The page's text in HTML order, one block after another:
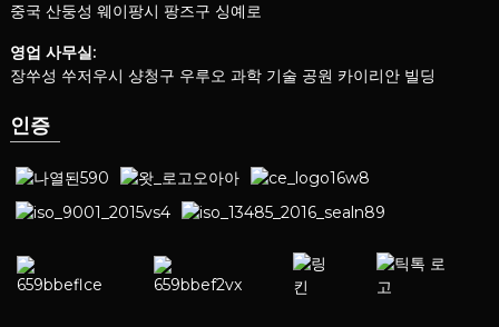
중국 산둥성 웨이팡시 팡즈구 싱예로
영업 사무실:
장쑤성 쑤저우시 샹청구 우루오 과학 기술 공원 카이리안 빌딩
인증